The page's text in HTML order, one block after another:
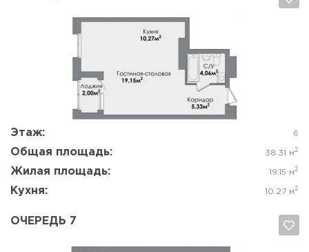
Этаж: 6
Общая площадь: 38.31 м 2
Жилая площадь: 19.15 м 2
Кухня: 10.27 м 2
ОЧЕРЕДЬ 7